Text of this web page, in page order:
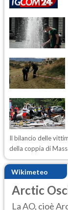
Il bilancio delle
della coppia di
Wikimeteo
Arctic
La AO, cioè